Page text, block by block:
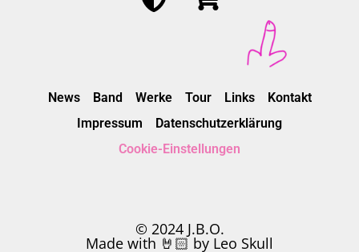
News Band Werke Tour Links
Kontakt
Impressum
Datenschutzerklärung
Cookie-Einstellungen
© 2024 J.B.O.
Made with 🤘🏻 by Leo Skull